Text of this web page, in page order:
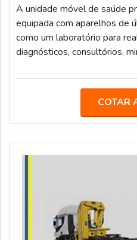
A unidade móvel de saúde
equipada com aparelhos de
como um laboratório para
diagnósticos, consultórios,
climatizado com ar-
com deficiência física e
Dependendo do projeto, é
COTAR